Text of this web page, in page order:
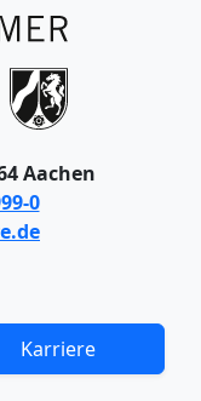
Aachen
0
Karriere